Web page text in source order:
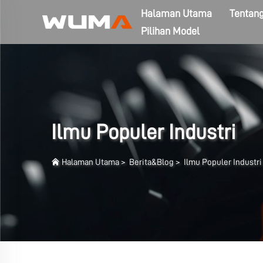
Halaman Utama
Pilihan Model
Ilmu Populer Industri
Halaman Utama> Berita&Blog > Ilmu Populer Industri